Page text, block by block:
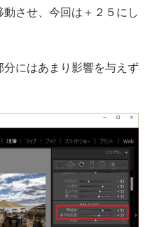
させ、今回は＋２５にし
分にはあまり影響を与えず